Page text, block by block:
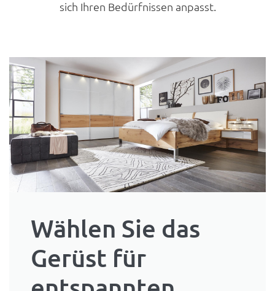
sich Ihren Bedürfnissen anpasst.
Wählen Sie das
Gerüst für